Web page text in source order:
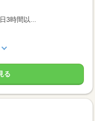
3時間以...
る